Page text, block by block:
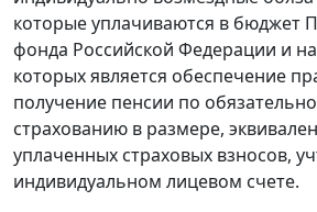
которые уплачиваются в бюджет
фонда Российской Федерации и
которых является обеспечение
получение пенсии по
страхованию в размере,
уплаченных страховых взносов,
индивидуальном лицевом счете.